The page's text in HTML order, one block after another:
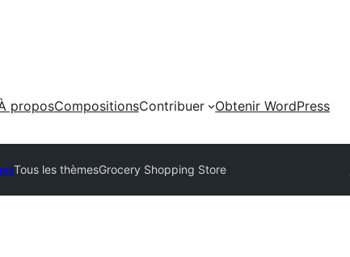
proposCompositionsContribuer
Obtenir WordPress
Tous les thèmesGrocery Shopping Store